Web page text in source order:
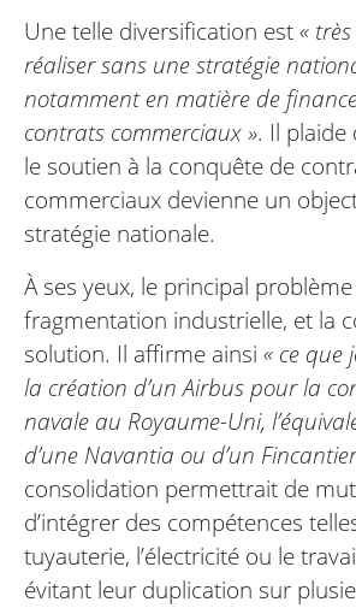
Une telle diversification est«
réaliser sans une stratégie
notamment en matière de
contrats commerciaux ». Il
le soutien à la conquête de
commerciaux devienne un
stratégie nationale.
À ses yeux, le principal
fragmentation industrielle, et la
solution. Il affirme ainsi « ce que
la création d’un Airbus pour la
navale au Royaume-Uni,
d’une Navantia ou d’un
consolidation permettrait de
d’intégrer des compétences
tuyauterie, l’électricité ou le
évitant leur duplication sur